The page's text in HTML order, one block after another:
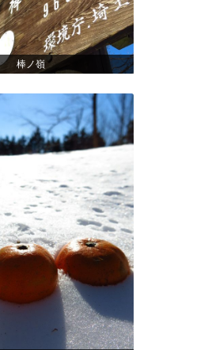
棒ノ嶺